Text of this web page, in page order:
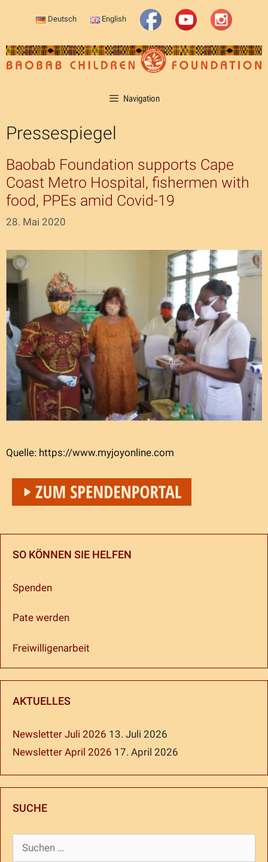
Deutsch English
Navigation
Pressespiegel
Baobab Foundation supports Cape
Coast Metro Hospital, fishermen with
food, PPEs amid Covid-19
28. Mai 2020
Quelle: https://www.myjoyonline.com
SO KÖNNEN SIE HELFEN
Spenden
Pate werden
Freiwilligenarbeit
AKTUELLES
Newsletter Juli 2026 13. Juli 2026
Newsletter April 2026 17. April 2026
SUCHE
nach: